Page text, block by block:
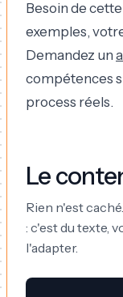
Besoin de
exemples,
Demandez un
compétences
process réels.
Le
Rien n'est
: c'est du texte,
l'adapter.